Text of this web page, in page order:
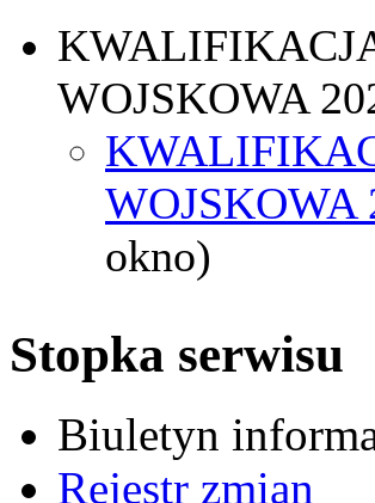
WOJSKOWA
WOJSKOWA
okno)
Stopka serwisu
Biuletyn
Rejestr zmian